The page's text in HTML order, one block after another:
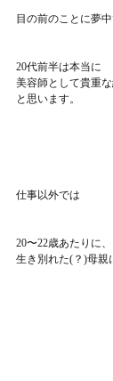
目の前のことに夢
20代前半は本当に
美容師として貴重
と思います。
仕事以外では
20〜22歳あたりに、
生き別れた(？)母親